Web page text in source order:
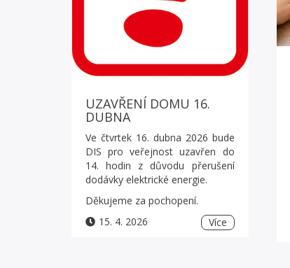
UZAVŘENÍ DOMU 16.
DUBNA
Ve čtvrtek 16. dubna 2026 bude
DIS pro veřejnost uzavřen do
14. hodin z důvodu přerušení
dodávky elektrické energie.
Děkujeme za pochopení.
15. 4. 2026
Více